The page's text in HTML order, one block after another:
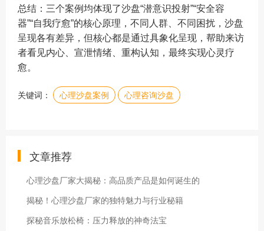
总结：三个案例均体现了沙盘“潜意识投射”“安全容
器”“自我疗愈”的核心原理，不同人群、不同困扰，沙盘
呈现各有差异，但核心都是通过具象化呈现，帮助来访
者看见内心、宣泄情绪、重构认知，最终实现心灵疗
愈。
关键词： 心理沙盘案例 心理咨询沙盘
文章推荐
心理沙盘厂家大揭秘：高品质产品是如何诞生的
揭秘！心理沙盘厂家的独特魅力与行业秘籍
探秘音乐放松椅：压力释放的神奇法宝